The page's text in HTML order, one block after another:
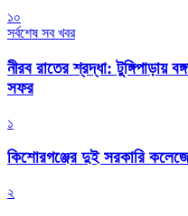
১০
সর্বশেষ সব খবর
নীরব রাতের শ্রদ্ধা: টুঙ্গিপাড়ায়
সফর
১
কিশোরগঞ্জের দুই সরকারি
২